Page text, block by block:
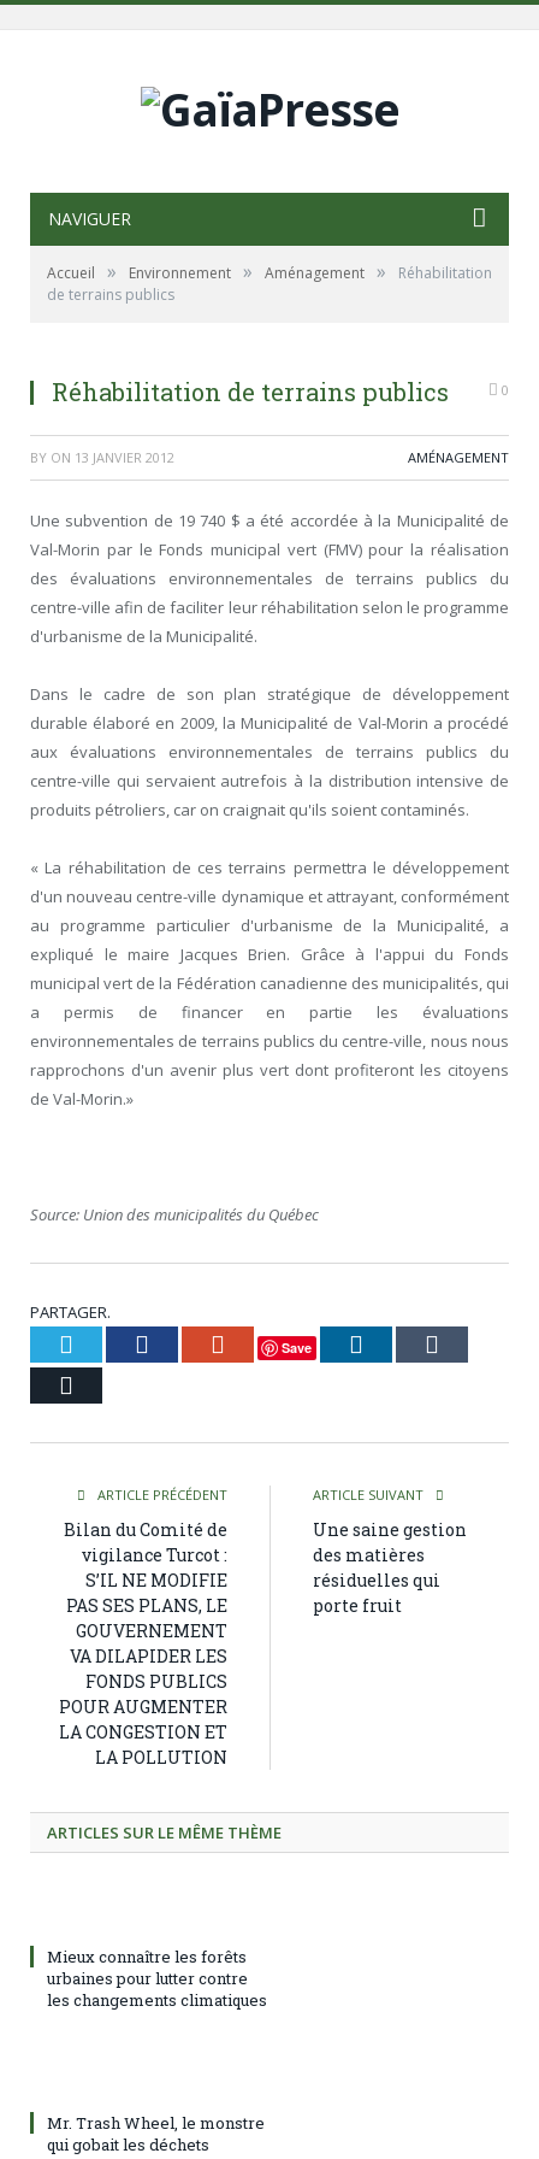
NAVIGUER
Accueil » Environnement » Aménagement »
Réhabilitation
de terrains publics
Réhabilitation de terrains publics 0
BY ON 13 JANVIER 2012 AMÉNAGEMENT
Une subvention de 19 740 $ a été accordée à la Municipalité de
Val-Morin par le Fonds municipal vert (FMV) pour la réalisation
des évaluations environnementales de terrains publics du
centre-ville afin de faciliter leur réhabilitation selon le programme
d'urbanisme de la Municipalité.
Dans le cadre de son plan stratégique de développement
durable élaboré en 2009, la Municipalité de Val-Morin a procédé
aux évaluations environnementales de terrains publics du
centre-ville qui servaient autrefois à la distribution intensive de
produits pétroliers, car on craignait qu'ils soient contaminés.
« La réhabilitation de ces terrains permettra le développement
d'un nouveau centre-ville dynamique et attrayant, conformément
au programme particulier d'urbanisme de la Municipalité, a
expliqué le maire Jacques Brien. Grâce à l'appui du Fonds
municipal vert de la Fédération canadienne des municipalités, qui
a permis de financer en partie les évaluations
environnementales de terrains publics du centre-ville, nous nous
rapprochons d'un avenir plus vert dont profiteront les citoyens
de Val-Morin.»
Source: Union des municipalités du Québec
PARTAGER.
Twitter Facebook Google+
Save LinkedIn
ARTICLE PRÉCÉDENT
Bilan du Comité de
vigilance Turcot :
S’IL NE MODIFIE
PAS SES PLANS, LE
GOUVERNEMENT
VA DILAPIDER LES
FONDS PUBLICS
POUR AUGMENTER
LA CONGESTION ET
LA POLLUTION
ARTICLE SUIVANT
Une saine gestion
des matières
résiduelles qui
porte fruit
ARTICLES SUR LE MÊME THÈME
Mieux connaître les forêts
urbaines pour lutter contre
les changements climatiques
Mr. Trash Wheel, le monstre
qui gobait les déchets